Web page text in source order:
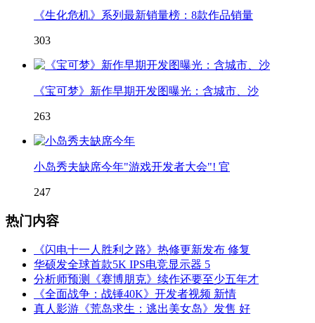
《生化危机》系列最新销量榜：8款作品销量
303
《宝可梦》新作早期开发图曝光：含城市、沙
263
小岛秀夫缺席今年"游戏开发者大会"! 官
247
热门内容
《闪电十一人胜利之路》热修更新发布 修复
华硕发全球首款5K IPS电竞显示器 5
分析师预测《赛博朋克》续作还要至少五年才
《全面战争：战锤40K》开发者视频 新情
真人影游《荒岛求生：逃出美女岛》发售 好